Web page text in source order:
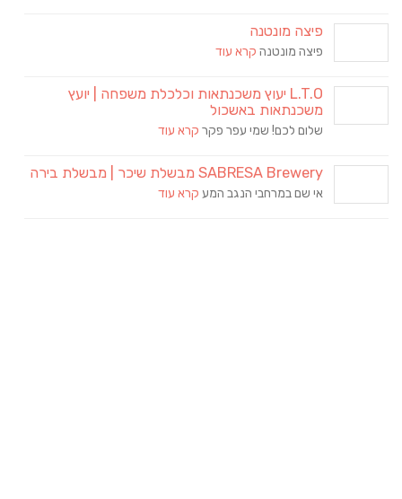
פיצה מונטנה
פיצה מונטנה קרא עוד
L.T.O יעוץ משכנתאות וכלכלת משפחה | יועץ
משכנתאות באשכול
שלום לכם! שמי עפר פקר קרא עוד
SABRESA Brewery מבשלת שיכר | מבשלת בירה
אי שם במרחבי הנגב המע קרא עוד